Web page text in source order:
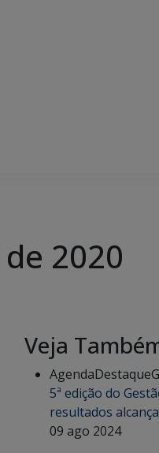
2020
Veja
AgendaDestaque
5ª edição do
resultados
09 ago 2024